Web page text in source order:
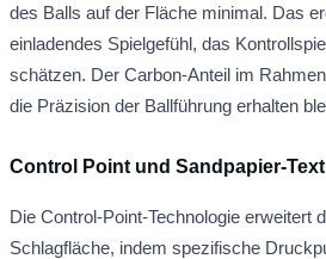
des Balls auf der Fläche minimal. Das
einladendes Spielgefühl, das
schätzen. Der Carbon-Anteil im
die Präzision der Ballführung erhalten
Control Point und Sandpapier-
Die Control-Point-Technologie erweitert
Schlagfläche, indem spezifische